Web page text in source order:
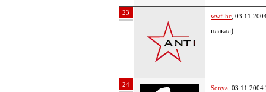
23 wwf-hc ,
плакал)
24 Sonya ,